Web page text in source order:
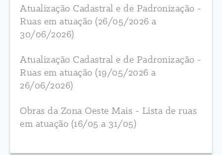
Atualização Cadastral e de Padronização -
Ruas em atuação (26/05/2026 a
30/06/2026)
Atualização Cadastral e de Padronização -
Ruas em atuação (19/05/2026 a
26/06/2026)
Obras da Zona Oeste Mais - Lista de ruas
em atuação (16/05 a 31/05)